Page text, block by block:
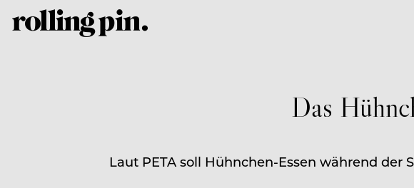
Das
Laut PETA soll Hühnchen-Essen während